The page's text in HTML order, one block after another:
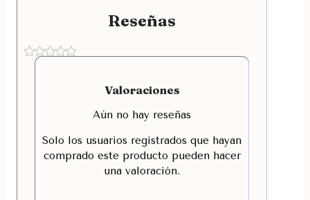
Reseñas
Valoraciones
Aún no hay reseñas
Solo los usuarios registrados que hayan
comprado este producto pueden hacer
una valoración.